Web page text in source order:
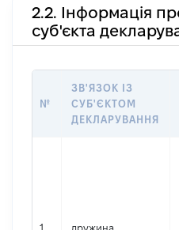
2.2. Інформація
суб'єкта
№
ЗВ'ЯЗОК ІЗ
СУБ'ЄКТОМ
ДЕКЛАРУВАННЯ
1 дружина